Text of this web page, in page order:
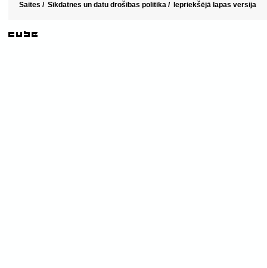
Saites / Sīkdatnes un datu drošības politika / Iepriekšējā lapas versija